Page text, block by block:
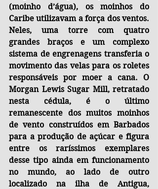
(moinho d’água), os moinhos do
Caribe utilizavam a força dos ventos.
Neles, uma torre com quatro
grandes braços e um complexo
sistema de engrenagens transferia o
movimento das velas para os roletes
responsáveis por moer a cana. O
Morgan Lewis Sugar Mill, retratado
nesta cédula, é o último
remanescente dos muitos moinhos
de vento construídos em Barbados
para a produção de açúcar e figura
entre os raríssimos exemplares
desse tipo ainda em funcionamento
no mundo, ao lado de outro
localizado na ilha de Antigua,